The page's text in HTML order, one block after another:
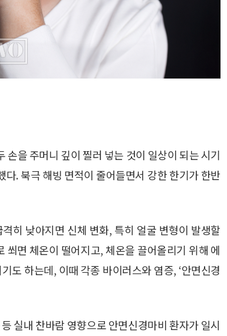
을 주머니 깊이 찔러 넣는 것이 일상이 되는 시기
. 북극 해빙 면적이 줄어들면서 강한 한기가 한반
히 낮아지면 신체 변화, 특히 얼굴 변형이 발생할
면 체온이 떨어지고, 체온을 끌어올리기 위해 에
도 하는데, 이때 각종 바이러스와 염증, ‘안면신경
실내 찬바람 영향으로 안면신경마비 환자가 일시